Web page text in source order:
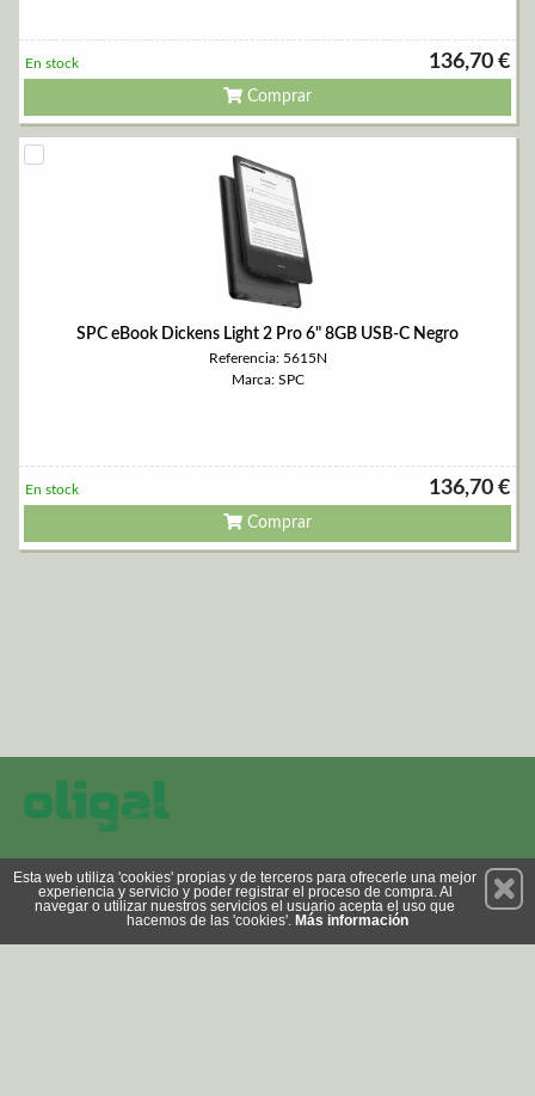
136,70 €
En stock
Comprar
SPC eBook Dickens Light 2 Pro 6" 8GB USB-C Negro
Referencia: 5615N
Marca: SPC
136,70 €
En stock
Comprar
Suscríbete
Esta web utiliza 'cookies' propias y de terceros para ofrecerle una mejor
experiencia y servicio y poder registrar el proceso de compra. Al
navegar o utilizar nuestros servicios el usuario acepta el uso que
hacemos de las 'cookies'. Más información